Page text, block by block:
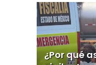
¿Por qué